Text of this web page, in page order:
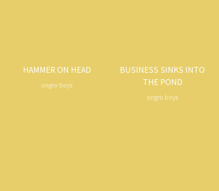
HAMMER ON HEAD
ongro boys
BUSINESS SINKS INTO
THE POND
ongro boys